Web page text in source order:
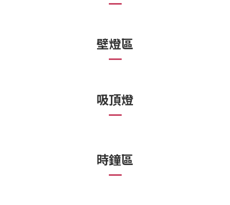
壁燈區
吸頂燈
時鐘區